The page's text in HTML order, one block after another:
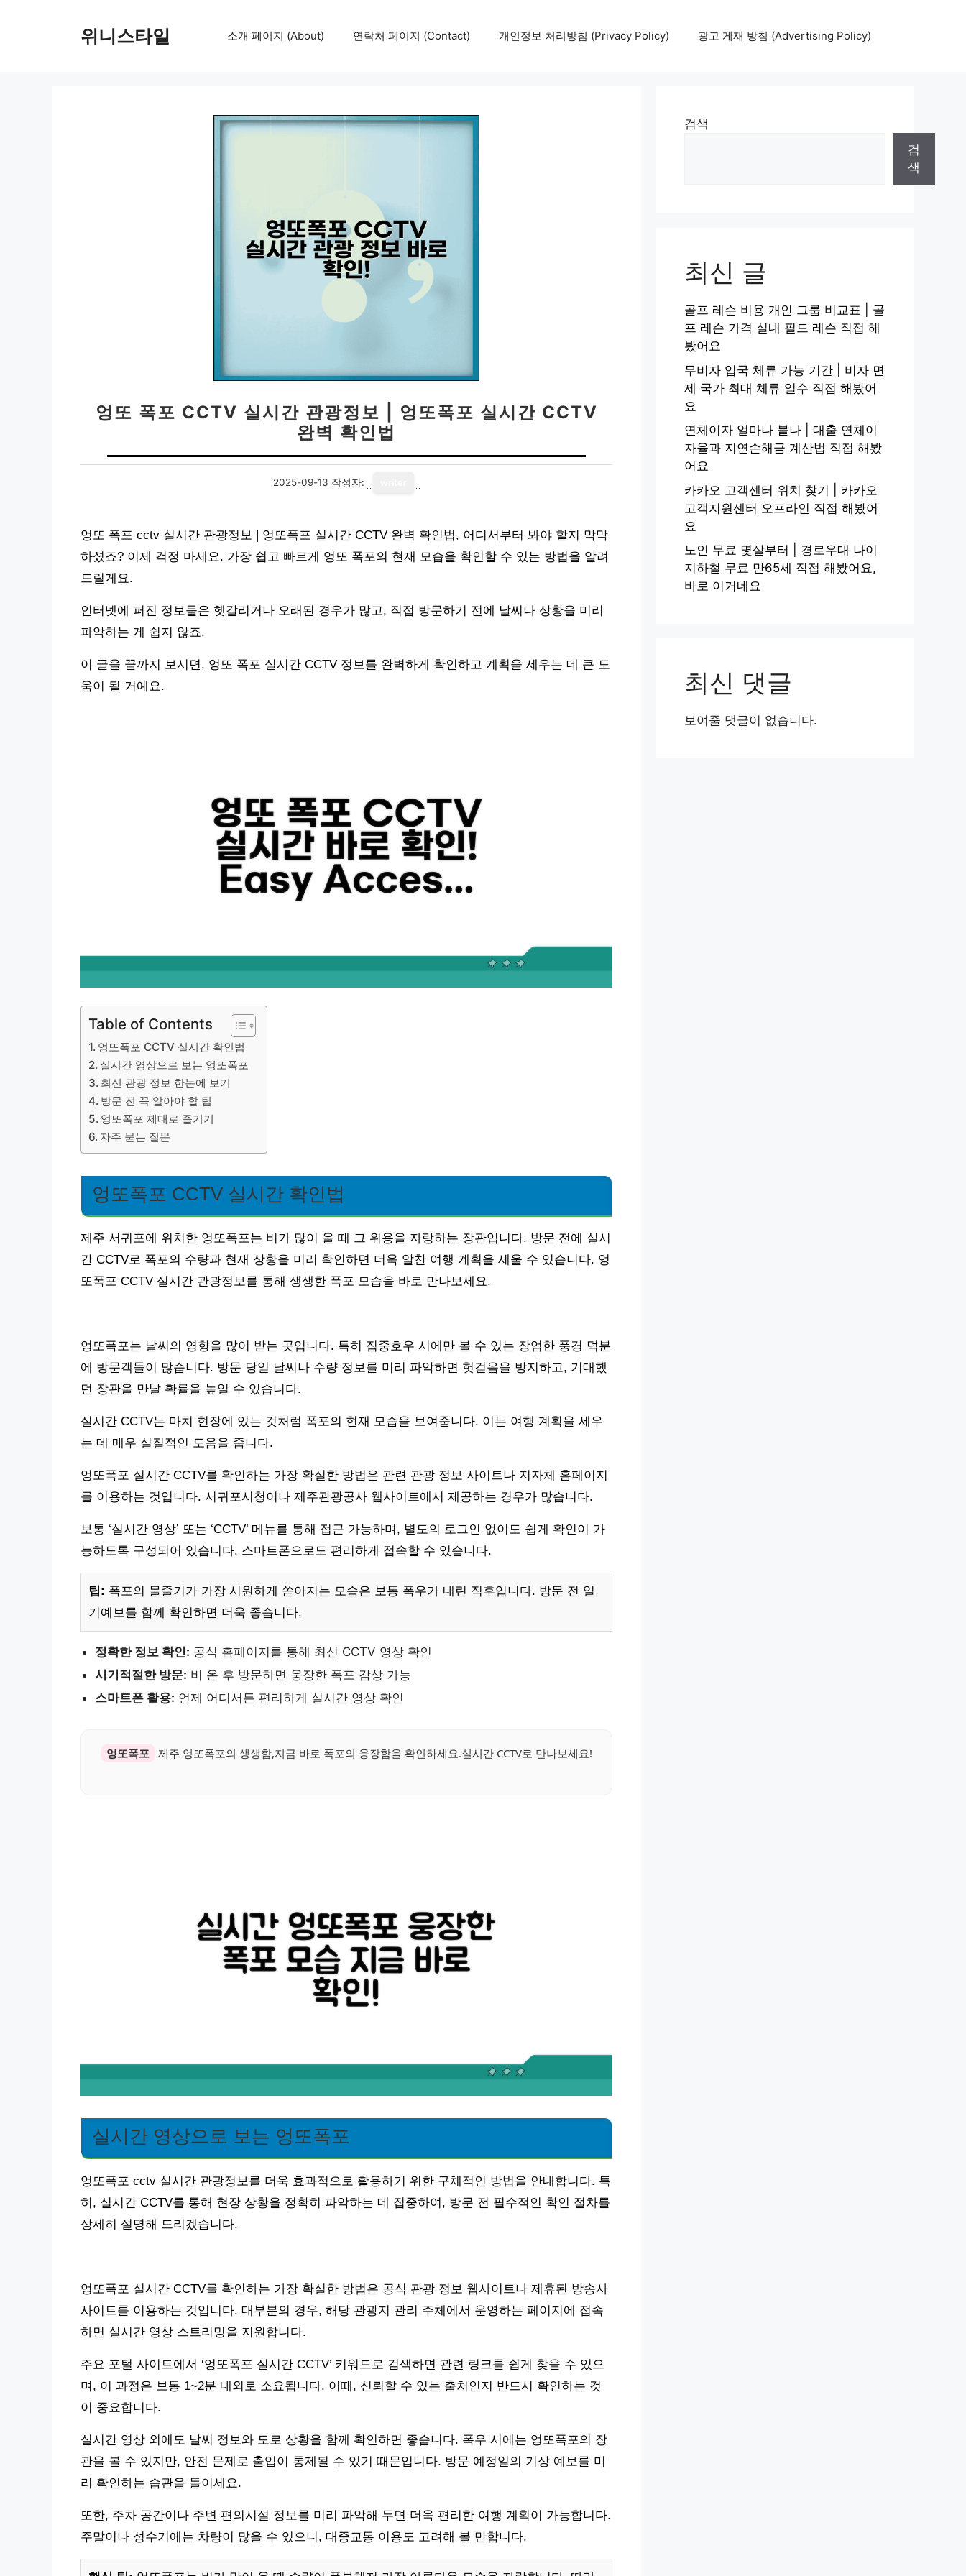
위니스타일 소개 페이지 (About) 연락처 페이지 (Contact) 개인정보 처리방침 (Privacy Policy) 광고 게재 방침 (Advertising Policy)
엉또 폭포 CCTV 실시간 관광정보 | 엉또폭포 실시간 CCTV
완벽 확인법
2025-09-13 작성자:
엉또 폭포 cctv 실시간 관광정보 | 엉또폭포 실시간 CCTV 완벽 확인법, 어디서부터 봐야 할지 막막
하셨죠? 이제 걱정 마세요. 가장 쉽고 빠르게 엉또 폭포의 현재 모습을 확인할 수 있는 방법을 알려
드릴게요.
인터넷에 퍼진 정보들은 헷갈리거나 오래된 경우가 많고, 직접 방문하기 전에 날씨나 상황을 미리
파악하는 게 쉽지 않죠.
이 글을 끝까지 보시면, 엉또 폭포 실시간 CCTV 정보를 완벽하게 확인하고 계획을 세우는 데 큰 도
움이 될 거예요.
Table of Contents
엉또폭포 CCTV 실시간 확인법
실시간 영상으로 보는 엉또폭포
최신 관광 정보 한눈에 보기
방문 전 꼭 알아야 할 팁
엉또폭포 제대로 즐기기
자주 묻는 질문
엉또폭포 CCTV 실시간 확인법
제주 서귀포에 위치한 엉또폭포는 비가 많이 올 때 그 위용을 자랑하는 장관입니다. 방문 전에 실시
간 CCTV로 폭포의 수량과 현재 상황을 미리 확인하면 더욱 알찬 여행 계획을 세울 수 있습니다. 엉
또폭포 CCTV 실시간 관광정보를 통해 생생한 폭포 모습을 바로 만나보세요.
엉또폭포는 날씨의 영향을 많이 받는 곳입니다. 특히 집중호우 시에만 볼 수 있는 장엄한 풍경 덕분
에 방문객들이 많습니다. 방문 당일 날씨나 수량 정보를 미리 파악하면 헛걸음을 방지하고, 기대했
던 장관을 만날 확률을 높일 수 있습니다.
실시간 CCTV는 마치 현장에 있는 것처럼 폭포의 현재 모습을 보여줍니다. 이는 여행 계획을 세우
는 데 매우 실질적인 도움을 줍니다.
엉또폭포 실시간 CCTV를 확인하는 가장 확실한 방법은 관련 관광 정보 사이트나 지자체 홈페이지
를 이용하는 것입니다. 서귀포시청이나 제주관광공사 웹사이트에서 제공하는 경우가 많습니다.
보통 ‘실시간 영상’ 또는 ‘CCTV’ 메뉴를 통해 접근 가능하며, 별도의 로그인 없이도 쉽게 확인이 가
능하도록 구성되어 있습니다. 스마트폰으로도 편리하게 접속할 수 있습니다.
팁: 폭포의 물줄기가 가장 시원하게 쏟아지는 모습은 보통 폭우가 내린 직후입니다. 방문 전 일
기예보를 함께 확인하면 더욱 좋습니다.
정확한 정보 확인: 공식 홈페이지를 통해 최신 CCTV 영상 확인
시기적절한 방문: 비 온 후 방문하면 웅장한 폭포 감상 가능
스마트폰 활용: 언제 어디서든 편리하게 실시간 영상 확인
엉또폭포 제주 엉또폭포의 생생함,지금 바로 폭포의 웅장함을 확인하세요.실시간 CCTV로 만나보세요!
실시간 영상으로 보는 엉또폭포
엉또폭포 cctv 실시간 관광정보를 더욱 효과적으로 활용하기 위한 구체적인 방법을 안내합니다. 특
히, 실시간 CCTV를 통해 현장 상황을 정확히 파악하는 데 집중하여, 방문 전 필수적인 확인 절차를
상세히 설명해 드리겠습니다.
엉또폭포 실시간 CCTV를 확인하는 가장 확실한 방법은 공식 관광 정보 웹사이트나 제휴된 방송사
사이트를 이용하는 것입니다. 대부분의 경우, 해당 관광지 관리 주체에서 운영하는 페이지에 접속
하면 실시간 영상 스트리밍을 지원합니다.
주요 포털 사이트에서 ‘엉또폭포 실시간 CCTV’ 키워드로 검색하면 관련 링크를 쉽게 찾을 수 있으
며, 이 과정은 보통 1~2분 내외로 소요됩니다. 이때, 신뢰할 수 있는 출처인지 반드시 확인하는 것
이 중요합니다.
실시간 영상 외에도 날씨 정보와 도로 상황을 함께 확인하면 좋습니다. 폭우 시에는 엉또폭포의 장
관을 볼 수 있지만, 안전 문제로 출입이 통제될 수 있기 때문입니다. 방문 예정일의 기상 예보를 미
리 확인하는 습관을 들이세요.
또한, 주차 공간이나 주변 편의시설 정보를 미리 파악해 두면 더욱 편리한 여행 계획이 가능합니다.
주말이나 성수기에는 차량이 많을 수 있으니, 대중교통 이용도 고려해 볼 만합니다.
검색
검
색
최신 글
골프 레슨 비용 개인 그룹 비교표 | 골
프 레슨 가격 실내 필드 레슨 직접 해
봤어요
무비자 입국 체류 가능 기간 | 비자 면
제 국가 최대 체류 일수 직접 해봤어
요
연체이자 얼마나 붙나 | 대출 연체이
자율과 지연손해금 계산법 직접 해봤
어요
카카오 고객센터 위치 찾기 | 카카오
고객지원센터 오프라인 직접 해봤어
요
노인 무료 몇살부터 | 경로우대 나이
지하철 무료 만65세 직접 해봤어요,
바로 이거네요
최신 댓글
보여줄 댓글이 없습니다.